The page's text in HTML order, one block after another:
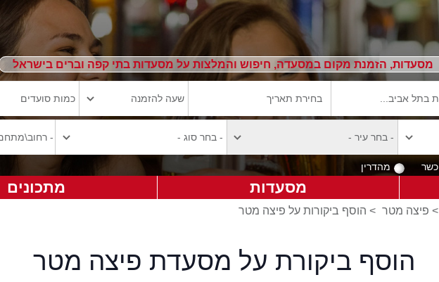
מסעדות, הזמנת מקום במסעדה, חיפוש והמלצות על מסעדות בתי קפה וברים בישראל
כשר מהדרין
מסעדות מתכונים
> פיצה מטר > הוסף ביקורות על פיצה מטר
הוסף ביקורת על מסעדת פיצה מטר